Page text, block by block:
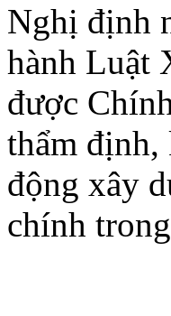
Nghị định
hành Luật
được
thẩm định,
động xây
chính